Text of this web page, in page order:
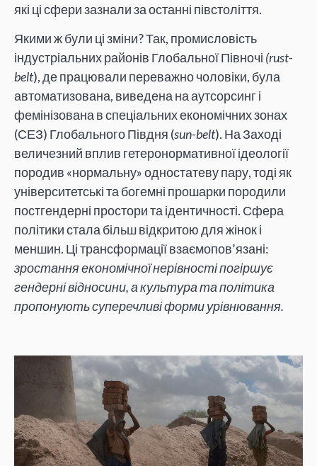
які ці сфери зазнали за останні півстоліття.
Якими ж були ці зміни? Так, промисловість
індустріальних районів Глобальної Півночі (rust-
belt), де працювали переважно чоловіки, була
автоматизована, виведена на аутсорсинг і
фемінізована в спеціальних економічних зонах
(СЕЗ) Глобального Півдня (sun-belt). На Заході
величезний вплив гетеронормативної ідеології
породив «нормальну» одностатеву пару, тоді як
університетські та богемні прошарки породили
постгендерні простори та ідентичності. Сфера
політики стала більш відкритою для жінок і
меншин. Ці трансформації взаємопов’язані:
зростання економічної нерівності погіршує
гендерні відносини, а культура та політика
пропонують суперечливі форми урівнювання.